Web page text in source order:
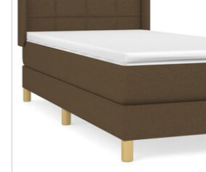
#sharemevidaxl